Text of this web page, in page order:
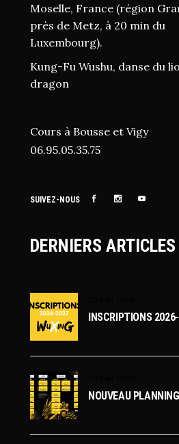
Moselle, France (région
près de Metz, à 20 min du
Luxembourg).
Kung-Fu Wushu, danse du
dragon
Cours à Bousse et Vigy
06.95.05.35.75
SUIVEZ-NOUS
DERNIERS ARTICLES
INSCRIPTIONS
NOUVEAU